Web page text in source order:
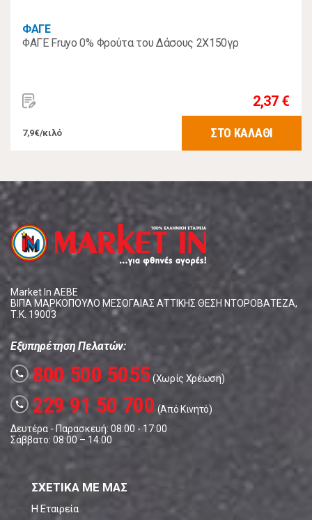
ΦΑΓΕ
ΦΑΓΕ Fruyo 0% Φρούτα του Δάσους 2Χ150γρ
2,37 €
7,9€/κιλό ΣΤΟ ΚΑΛΑΘΙ
Market In ΑΕΒΕ
ΒΙΠΑ ΜΑΡΚΟΠΟΥΛΟ ΜΕΣΟΓΑΙΑΣ ΑΤΤΙΚΗΣ ΘΕΣΗ ΝΤΟΡΟΒΑΤΕΖΑ,
Τ.Κ. 19003
Εξυπηρέτηση Πελατών:
call 800 500 5055(Χωρίς Χρέωση)
call 229 91 50 700 (Από Κινητό)
Δευτέρα - Παρασκευή: 08:00 - 17:00
Σάββατο: 08:00 – 14:00
ΣΧΕΤΙΚΑ ΜΕ ΜΑΣ
Η Εταιρεία